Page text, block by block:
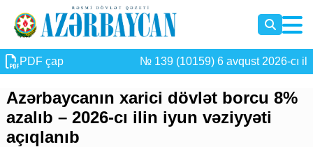
PDF çap № 139 (10159) 6 avqust 2026-cı il
Azərbaycanın xarici dövlət borcu 8%
azalıb – 2026-cı ilin iyun vəziyyəti
açıqlanıb